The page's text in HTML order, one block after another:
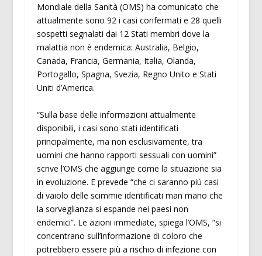
Mondiale della Sanità (OMS) ha comunicato che
attualmente sono 92 i casi confermati e 28 quelli
sospetti segnalati dai 12 Stati membri dove la
malattia non è endemica: Australia, Belgio,
Canada, Francia, Germania, Italia, Olanda,
Portogallo, Spagna, Svezia, Regno Unito e Stati
Uniti d’America.
“Sulla base delle informazioni attualmente
disponibili, i casi sono stati identificati
principalmente, ma non esclusivamente, tra
uomini che hanno rapporti sessuali con uomini”
scrive l’OMS che aggiunge come la situazione sia
in evoluzione. E prevede “che ci saranno più casi
di vaiolo delle scimmie identificati man mano che
la sorveglianza si espande nei paesi non
endemici”. Le azioni immediate, spiega l’OMS, “si
concentrano sull’informazione di coloro che
potrebbero essere più a rischio di infezione con